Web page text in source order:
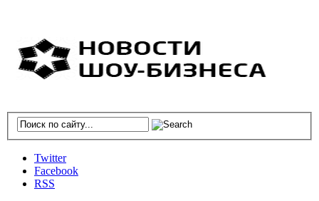
Twitter
Facebook
RSS